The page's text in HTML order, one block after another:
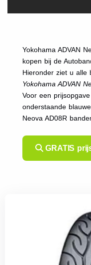
Yokohama ADVAN
kopen bij de
Hieronder ziet u alle
Yokohama ADVAN
Voor een
onderstaande
Neova AD08R
GRATIS